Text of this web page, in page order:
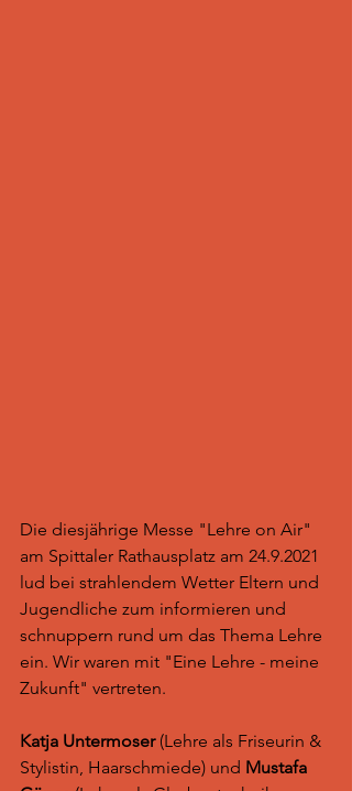
Die diesjährige Messe "Lehre on Air"
am Spittaler Rathausplatz am 24.9.2021
lud bei strahlendem Wetter Eltern und
Jugendliche zum informieren und
schnuppern rund um das Thema Lehre
ein. Wir waren mit "Eine Lehre - meine
Zukunft" vertreten.
Katja Untermoser (Lehre als Friseurin &
Stylistin, Haarschmiede) und Mustafa